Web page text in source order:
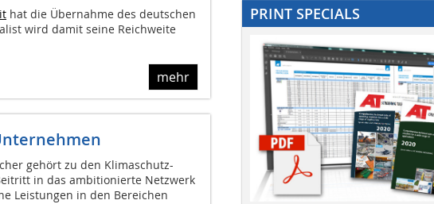
hat die Übernahme des deutschen
wird damit seine Reichweite
mehr
gehört zu den Klimaschutz-
in das ambitionierte Netzwerk
Leistungen in den Bereichen
PRINT SPECIALS